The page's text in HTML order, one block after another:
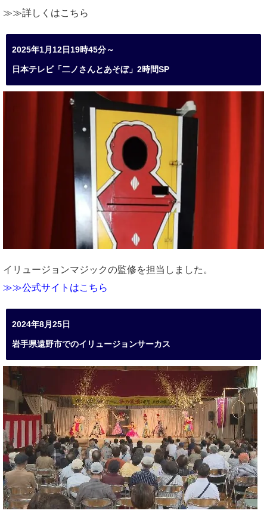
≫≫詳しくはこちら
2025年1月12日19時45分～
日本テレビ「二ノさんとあそぼ」2時間SP
イリュージョンマジックの監修を担当しました。
≫≫公式サイトはこちら
2024年8月25日
岩手県遠野市でのイリュージョンサーカス